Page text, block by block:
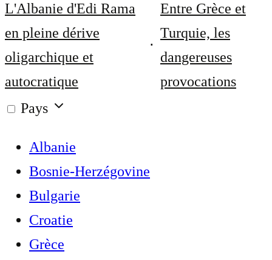
L'Albanie d'Edi Rama
en pleine dérive
oligarchique et
autocratique
Entre Grèce et
Turquie, les
dangereuses
provocations
Pays
Albanie
Bosnie-Herzégovine
Bulgarie
Croatie
Grèce